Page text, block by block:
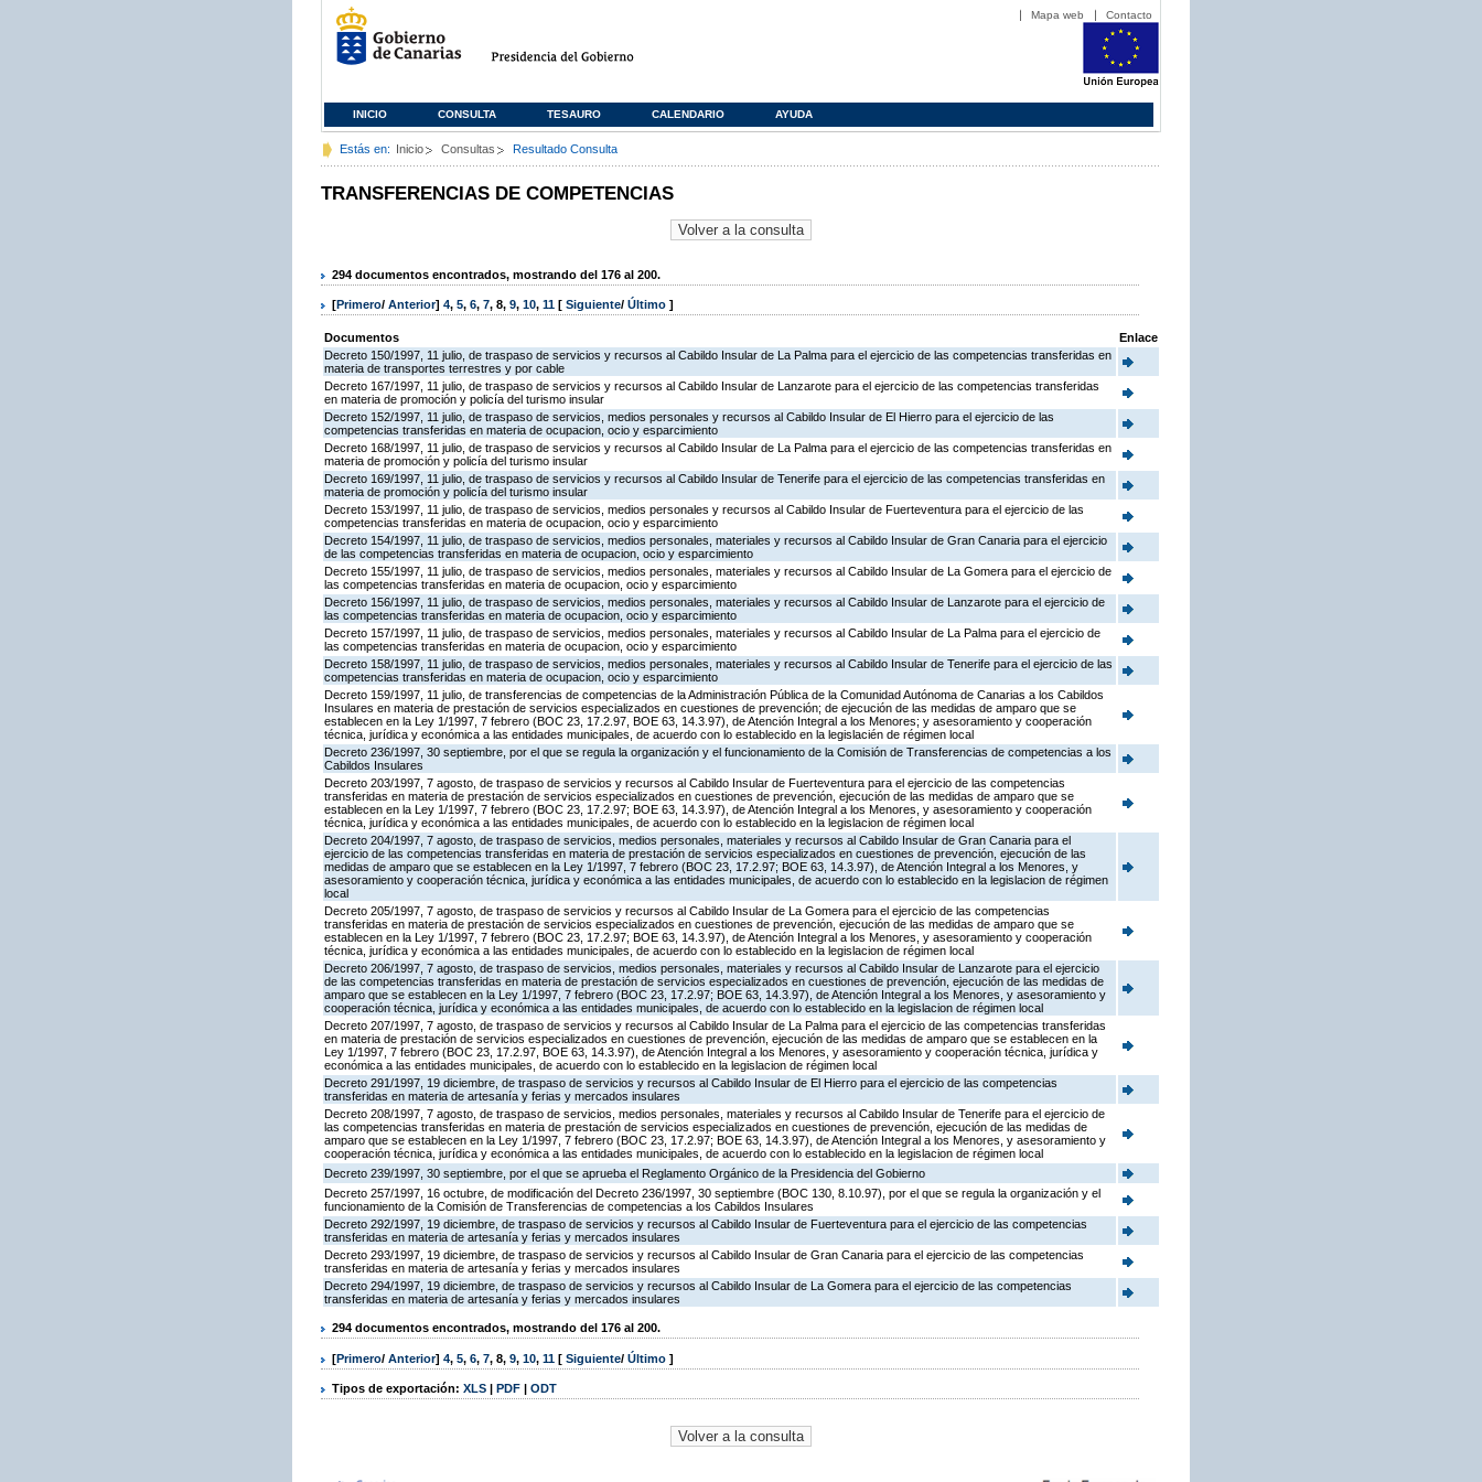
Mapa web Contacto
INICIO CONSULTA TESAURO CALENDARIO AYUDA
Estás en: Inicio Consultas Resultado Consulta
TRANSFERENCIAS DE COMPETENCIAS
294 documentos encontrados, mostrando del 176 al 200.
[Primero/ Anterior] 4, 5, 6, 7, 8, 9, 10, 11 [ Siguiente/ Último ]
Documentos
Enlace
Decreto 150/1997, 11 julio, de traspaso de servicios y recursos al Cabildo Insular de La Palma para el ejercicio de las competencias transferidas en
materia de transportes terrestres y por cable
Decreto 167/1997, 11 julio, de traspaso de servicios y recursos al Cabildo Insular de Lanzarote para el ejercicio de las competencias transferidas
en materia de promoción y policía del turismo insular
Decreto 152/1997, 11 julio, de traspaso de servicios, medios personales y recursos al Cabildo Insular de El Hierro para el ejercicio de las
competencias transferidas en materia de ocupacion, ocio y esparcimiento
Decreto 168/1997, 11 julio, de traspaso de servicios y recursos al Cabildo Insular de La Palma para el ejercicio de las competencias transferidas en
materia de promoción y policía del turismo insular
Decreto 169/1997, 11 julio, de traspaso de servicios y recursos al Cabildo Insular de Tenerife para el ejercicio de las competencias transferidas en
materia de promoción y policía del turismo insular
Decreto 153/1997, 11 julio, de traspaso de servicios, medios personales y recursos al Cabildo Insular de Fuerteventura para el ejercicio de las
competencias transferidas en materia de ocupacion, ocio y esparcimiento
Decreto 154/1997, 11 julio, de traspaso de servicios, medios personales, materiales y recursos al Cabildo Insular de Gran Canaria para el ejercicio
de las competencias transferidas en materia de ocupacion, ocio y esparcimiento
Decreto 155/1997, 11 julio, de traspaso de servicios, medios personales, materiales y recursos al Cabildo Insular de La Gomera para el ejercicio de
las competencias transferidas en materia de ocupacion, ocio y esparcimiento
Decreto 156/1997, 11 julio, de traspaso de servicios, medios personales, materiales y recursos al Cabildo Insular de Lanzarote para el ejercicio de
las competencias transferidas en materia de ocupacion, ocio y esparcimiento
Decreto 157/1997, 11 julio, de traspaso de servicios, medios personales, materiales y recursos al Cabildo Insular de La Palma para el ejercicio de
las competencias transferidas en materia de ocupacion, ocio y esparcimiento
Decreto 158/1997, 11 julio, de traspaso de servicios, medios personales, materiales y recursos al Cabildo Insular de Tenerife para el ejercicio de las
competencias transferidas en materia de ocupacion, ocio y esparcimiento
Decreto 159/1997, 11 julio, de transferencias de competencias de la Administración Pública de la Comunidad Autónoma de Canarias a los Cabildos
Insulares en materia de prestación de servicios especializados en cuestiones de prevención; de ejecución de las medidas de amparo que se
establecen en la Ley 1/1997, 7 febrero (BOC 23, 17.2.97, BOE 63, 14.3.97), de Atención Integral a los Menores; y asesoramiento y cooperación
técnica, jurídica y económica a las entidades municipales, de acuerdo con lo establecido en la legislacién de régimen local
Decreto 236/1997, 30 septiembre, por el que se regula la organización y el funcionamiento de la Comisión de Transferencias de competencias a los
Cabildos Insulares
Decreto 203/1997, 7 agosto, de traspaso de servicios y recursos al Cabildo Insular de Fuerteventura para el ejercicio de las competencias
transferidas en materia de prestación de servicios especializados en cuestiones de prevención, ejecución de las medidas de amparo que se
establecen en la Ley 1/1997, 7 febrero (BOC 23, 17.2.97; BOE 63, 14.3.97), de Atención Integral a los Menores, y asesoramiento y cooperación
técnica, jurídica y económica a las entidades municipales, de acuerdo con lo establecido en la legislacion de régimen local
Decreto 204/1997, 7 agosto, de traspaso de servicios, medios personales, materiales y recursos al Cabildo Insular de Gran Canaria para el
ejercicio de las competencias transferidas en materia de prestación de servicios especializados en cuestiones de prevención, ejecución de las
medidas de amparo que se establecen en la Ley 1/1997, 7 febrero (BOC 23, 17.2.97; BOE 63, 14.3.97), de Atención Integral a los Menores, y
asesoramiento y cooperación técnica, jurídica y económica a las entidades municipales, de acuerdo con lo establecido en la legislacion de régimen
local
Decreto 205/1997, 7 agosto, de traspaso de servicios y recursos al Cabildo Insular de La Gomera para el ejercicio de las competencias
transferidas en materia de prestación de servicios especializados en cuestiones de prevención, ejecución de las medidas de amparo que se
establecen en la Ley 1/1997, 7 febrero (BOC 23, 17.2.97; BOE 63, 14.3.97), de Atención Integral a los Menores, y asesoramiento y cooperación
técnica, jurídica y económica a las entidades municipales, de acuerdo con lo establecido en la legislacion de régimen local
Decreto 206/1997, 7 agosto, de traspaso de servicios, medios personales, materiales y recursos al Cabildo Insular de Lanzarote para el ejercicio
de las competencias transferidas en materia de prestación de servicios especializados en cuestiones de prevención, ejecución de las medidas de
amparo que se establecen en la Ley 1/1997, 7 febrero (BOC 23, 17.2.97; BOE 63, 14.3.97), de Atención Integral a los Menores, y asesoramiento y
cooperación técnica, jurídica y económica a las entidades municipales, de acuerdo con lo establecido en la legislacion de régimen local
Decreto 207/1997, 7 agosto, de traspaso de servicios y recursos al Cabildo Insular de La Palma para el ejercicio de las competencias transferidas
en materia de prestación de servicios especializados en cuestiones de prevención, ejecución de las medidas de amparo que se establecen en la
Ley 1/1997, 7 febrero (BOC 23, 17.2.97, BOE 63, 14.3.97), de Atención Integral a los Menores, y asesoramiento y cooperación técnica, jurídica y
económica a las entidades municipales, de acuerdo con lo establecido en la legislacion de régimen local
Decreto 291/1997, 19 diciembre, de traspaso de servicios y recursos al Cabildo Insular de El Hierro para el ejercicio de las competencias
transferidas en materia de artesanía y ferias y mercados insulares
Decreto 208/1997, 7 agosto, de traspaso de servicios, medios personales, materiales y recursos al Cabildo Insular de Tenerife para el ejercicio de
las competencias transferidas en materia de prestación de servicios especializados en cuestiones de prevención, ejecución de las medidas de
amparo que se establecen en la Ley 1/1997, 7 febrero (BOC 23, 17.2.97; BOE 63, 14.3.97), de Atención Integral a los Menores, y asesoramiento y
cooperación técnica, jurídica y económica a las entidades municipales, de acuerdo con lo establecido en la legislacion de régimen local
Decreto 239/1997, 30 septiembre, por el que se aprueba el Reglamento Orgánico de la Presidencia del Gobierno
Decreto 257/1997, 16 octubre, de modificación del Decreto 236/1997, 30 septiembre (BOC 130, 8.10.97), por el que se regula la organización y el
funcionamiento de la Comisión de Transferencias de competencias a los Cabildos Insulares
Decreto 292/1997, 19 diciembre, de traspaso de servicios y recursos al Cabildo Insular de Fuerteventura para el ejercicio de las competencias
transferidas en materia de artesanía y ferias y mercados insulares
Decreto 293/1997, 19 diciembre, de traspaso de servicios y recursos al Cabildo Insular de Gran Canaria para el ejercicio de las competencias
transferidas en materia de artesanía y ferias y mercados insulares
Decreto 294/1997, 19 diciembre, de traspaso de servicios y recursos al Cabildo Insular de La Gomera para el ejercicio de las competencias
transferidas en materia de artesanía y ferias y mercados insulares
294 documentos encontrados, mostrando del 176 al 200.
[Primero/ Anterior] 4, 5, 6, 7, 8, 9, 10, 11 [ Siguiente/ Último ]
Tipos de exportación: XLS | PDF | ODT